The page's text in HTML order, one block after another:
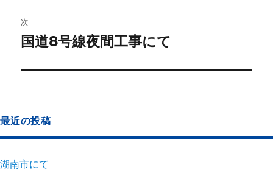
次
国道8号線夜間工事にて
最近の投稿
湖南市にて